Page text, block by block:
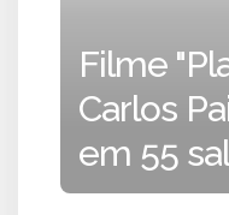
Filme
Carlos
em 55